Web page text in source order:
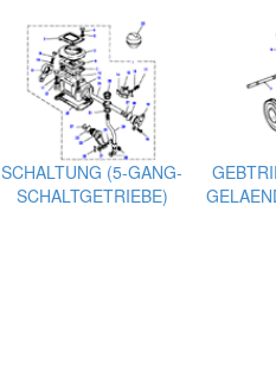
SCHALTUNG (5-GANG-
SCHALTGETRIEBE)